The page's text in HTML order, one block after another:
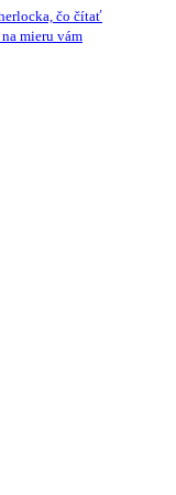
čo čítať
mieru vám